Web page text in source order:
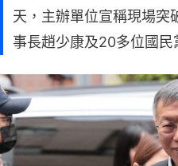
天，主辦單位宣稱現場突
事長趙少康及20多位國民